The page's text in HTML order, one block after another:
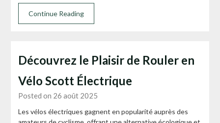
Continue Reading
Découvrez le Plaisir de Rouler en
Vélo Scott Électrique
Posted on 26 août 2025
Les vélos électriques gagnent en popularité auprès des